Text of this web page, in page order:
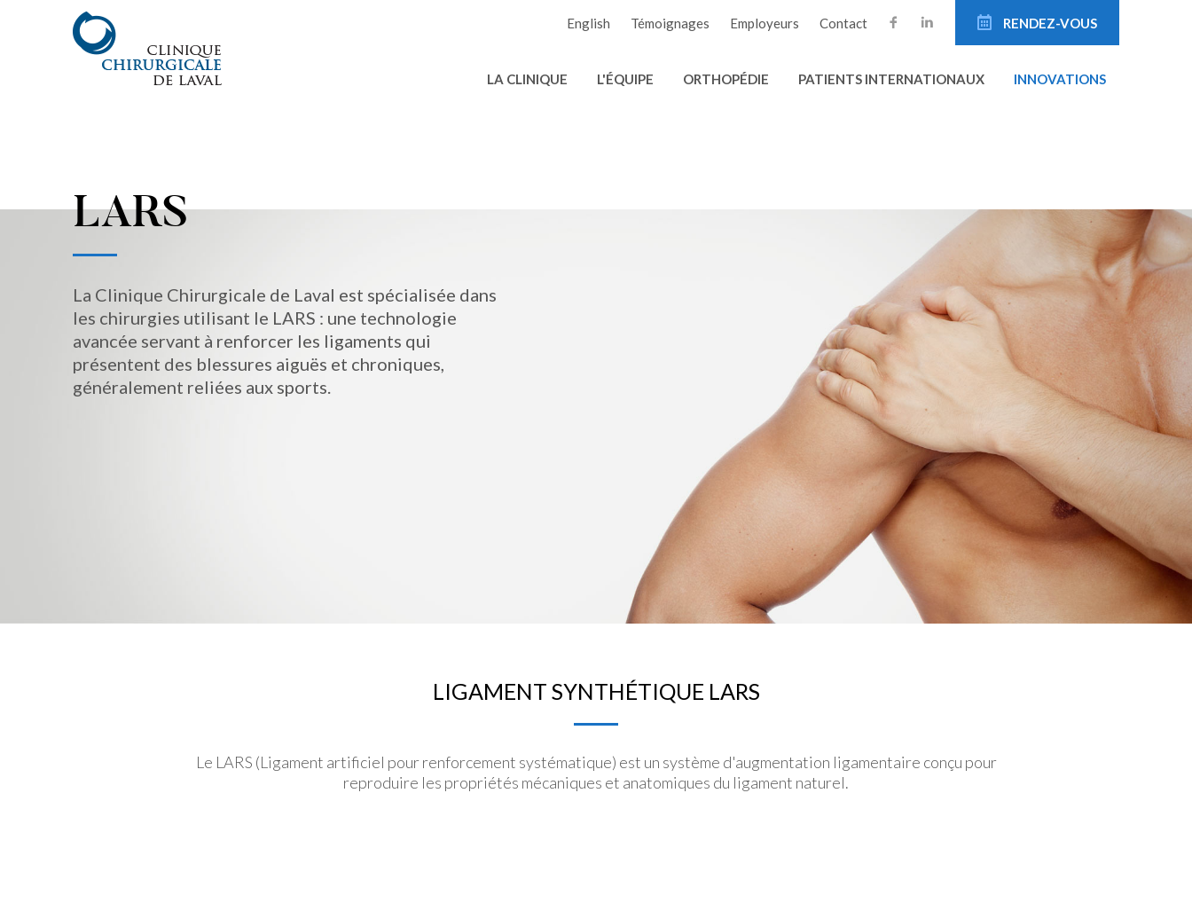
RENDEZ-VOUS
English Témoignages Employeurs Contact
LA CLINIQUE L'ÉQUIPE ORTHOPÉDIE PATIENTS INTERNATIONAUX INNOVATIONS
LARS
La Clinique Chirurgicale de Laval est spécialisée dans
les chirurgies utilisant le LARS : une technologie
avancée servant à renforcer les ligaments qui
présentent des blessures aiguës et chroniques,
généralement reliées aux sports.
LIGAMENT SYNTHÉTIQUE LARS
Le LARS (Ligament artificiel pour renforcement systématique) est un système d'augmentation ligamentaire conçu pour
reproduire les propriétés mécaniques et anatomiques du ligament naturel.